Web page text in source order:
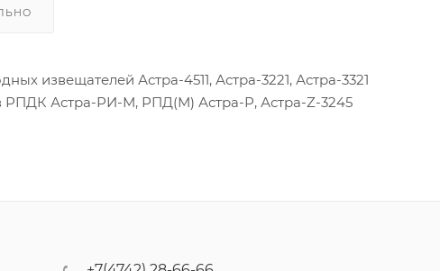
извещателей Астра-4511, Астра-3221, Астра-3321
РПДК Астра-РИ-М, РПД(М) Астра-Р, Астра-Z-3245